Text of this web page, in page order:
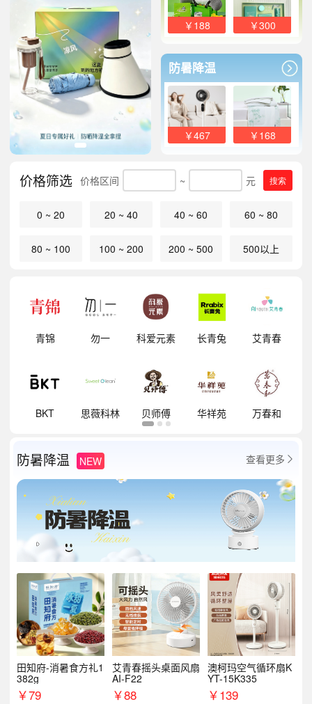
￥188 ￥300
防暑降温
￥467 ￥168
价格筛选 价格区间 ~ 元 搜索
0 ~ 20 20 ~ 40 40 ~ 60 60 ~ 80
80 ~ 100 100 ~ 200 200 ~ 500 500以上
青锦 勿一 科爱元素 长青兔 艾青春
BKT 思薇科林 贝师傅 华祥苑 万春和
防暑降温 NEW 查看更多 
田知府-消暑食方礼1
382g
￥79
艾青春摇头桌面风扇
AI-F22
￥88
澳柯玛空气循环扇K
YT-15K335
￥139